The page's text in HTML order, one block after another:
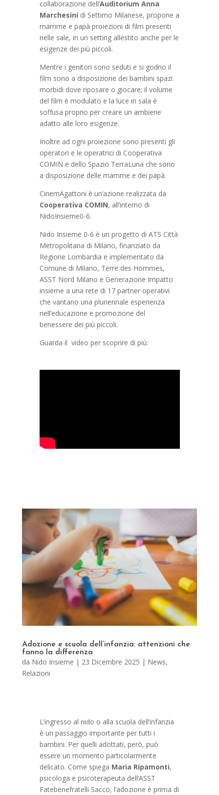
collaborazione dell’Auditorium Anna
Marchesini di Settimo Milanese, propone a
mamme e papà proiezioni di film presenti
nelle sale, in un setting allestito anche per le
esigenze dei più piccoli.
Mentre i genitori sono seduti e si godno il
film sono a disposizione dei bambini spazi
morbidi dove riposare o giocare; il volume
del film è modulato e la luce in sala è
soffusa proprio per creare un ambiene
adatto alle loro esigenze.
Inoltre ad ogni proiezione sono presenti gli
operatori e le operatrici di Cooperativa
COMIN e dello Spazio TerraLuna che sono
a disposizione delle mamme e dei papà.
CinemAgattoni è un’azione realizzata da
Cooperativa COMIN, all’interno di
NidoInsieme0-6.
Nido Insieme 0-6 è un progetto di ATS Città
Metropolitana di Milano, finanziato da
Regione Lombardia e implementato da
Comune di Milano, Terre des Hommes,
ASST Nord Milano e Generazione Impatto
insieme a una rete di 17 partner operativi
che vantano una pluriennale esperienza
nell’educazione e promozione del
benessere dei più piccoli.
Guarda il video per scoprire di più:
Adozione e scuola dell’infanzia: attenzioni che
fanno la differenza
da Nido Insieme | 23 Dicembre 2025 | News,
Relazioni
L’ingresso al nido o alla scuola dell’infanzia
è un passaggio importante per tutti i
bambini. Per quelli adottati, però, può
essere un momento particolarmente
delicato. Come spiega Maria Ripamonti,
psicologa e psicoterapeuta dell’ASST
Fatebenefratelli Sacco, l’adozione è prima di